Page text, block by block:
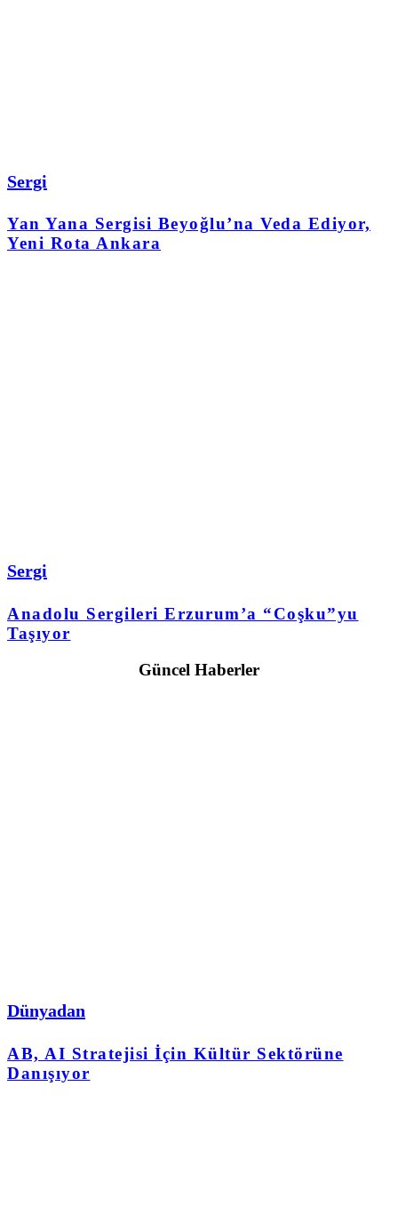
Sergi
Yan Yana Sergisi Beyoğlu’na Veda Ediyor,
Yeni Rota Ankara
Sergi
Anadolu Sergileri Erzurum’a “Coşku”yu
Taşıyor
Güncel Haberler
Dünyadan
AB, AI Stratejisi İçin Kültür Sektörüne
Danışıyor